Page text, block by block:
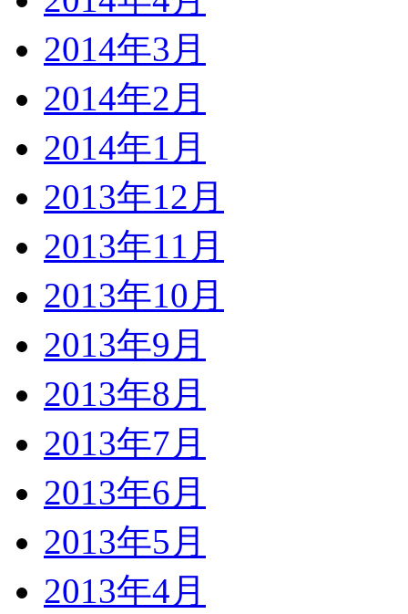
2014年3月
2014年2月
2014年1月
2013年12月
2013年11月
2013年10月
2013年9月
2013年8月
2013年7月
2013年6月
2013年5月
2013年4月